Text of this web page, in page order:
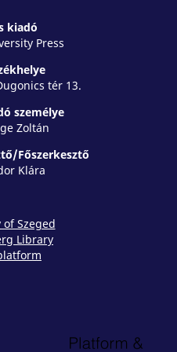
kiadó
Press
tér 13.
személye
Zoltán
Főszerkesztő
Klára
Szeged
Library